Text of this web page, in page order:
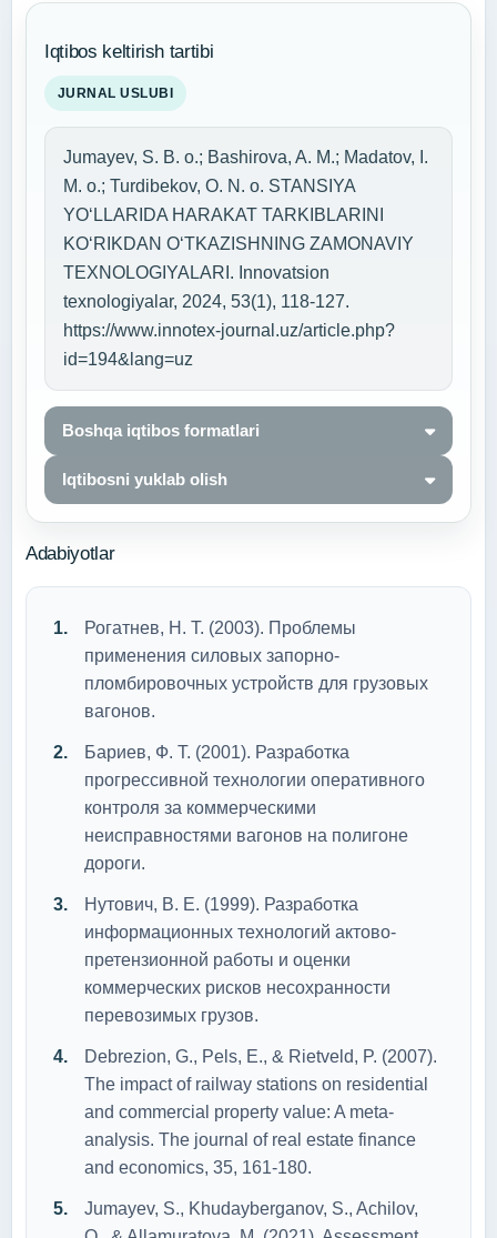
Iqtibos keltirish tartibi
JURNAL USLUBI
Jumayev, S. B. o.; Bashirova, A. M.; Madatov, I.
M. o.; Turdibekov, O. N. o. STANSIYA
YO‘LLARIDA HARAKAT TARKIBLARINI
KO‘RIKDAN O‘TKAZISHNING ZAMONAVIY
TEXNOLOGIYALARI. Innovatsion
texnologiyalar, 2024, 53(1), 118-127.
https://www.innotex-journal.uz/article.php?
id=194&lang=uz
Boshqa iqtibos formatlari
Iqtibosni yuklab olish
Adabiyotlar
Рогатнев, Н. Т. (2003). Проблемы
применения силовых запорно-
пломбировочных устройств для грузовых
вагонов.
Бариев, Ф. Т. (2001). Разработка
прогрессивной технологии оперативного
контроля за коммерческими
неисправностями вагонов на полигоне
дороги.
Нутович, В. Е. (1999). Разработка
информационных технологий актово-
претензионной работы и оценки
коммерческих рисков несохранности
перевозимых грузов.
Debrezion, G., Pels, E., & Rietveld, P. (2007).
The impact of railway stations on residential
and commercial property value: A meta-
analysis. The journal of real estate finance
and economics, 35, 161-180.
Jumayev, S., Khudayberganov, S., Achilov,